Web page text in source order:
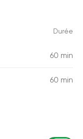
Durée
60 min
60 min